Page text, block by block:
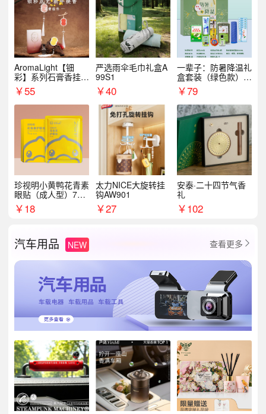
AromaLight【钿
彩】系列石膏香挂
（代发香味随机）
￥55
严选雨伞毛巾礼盒A
99S1
￥40
一辈子：防暑降温礼
盒套装（绿色款）支
持自由搭配
￥79
珍视明小黄鸭花青素
眼贴（成人型）7对/
盒
￥18
太力NICE大旋转挂
钩AW901
￥27
安泰·二十四节气香
礼
￥102
汽车用品 NEW 查看更多 